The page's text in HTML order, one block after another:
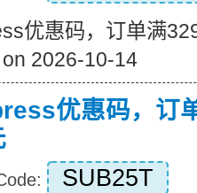
优惠码，订单满
2026-10-14
优惠码，订
SUB25T